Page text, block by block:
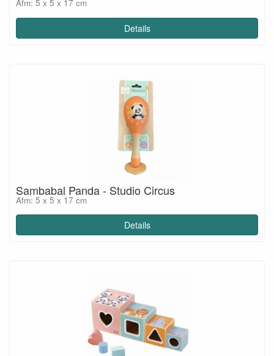
Afm: 5 x 5 x 17 cm
Details
Sambabal Panda - Studio Circus
Afm: 5 x 5 x 17 cm
Details